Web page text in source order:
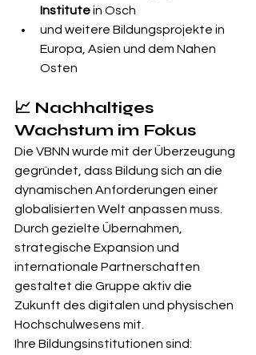
Institute in Osch
und weitere Bildungsprojekte in
Europa, Asien und dem Nahen
Osten
📈 Nachhaltiges
Wachstum im Fokus
Die VBNN wurde mit der Überzeugung
gegründet, dass Bildung sich an die
dynamischen Anforderungen einer
globalisierten Welt anpassen muss.
Durch gezielte Übernahmen,
strategische Expansion und
internationale Partnerschaften
gestaltet die Gruppe aktiv die
Zukunft des digitalen und physischen
Hochschulwesens mit.
Ihre Bildungsinstitutionen sind: